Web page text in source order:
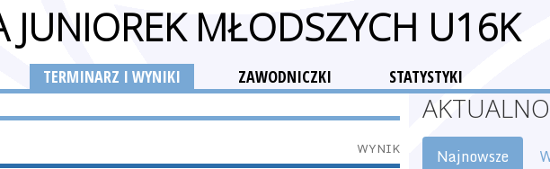
JUNIOREK MŁODSZYCH U16K
TERMINARZ I WYNIKI ZAWODNICZKI STATYSTYKI
WYNIK Najnowsze